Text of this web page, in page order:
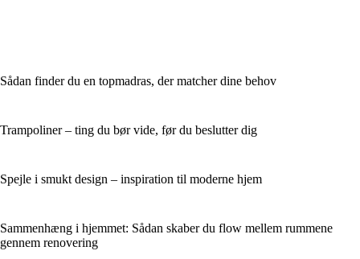
Sådan finder du en topmadras, der matcher dine behov
Trampoliner – ting du bør vide, før du beslutter dig
Spejle i smukt design – inspiration til moderne hjem
Sammenhæng i hjemmet: Sådan skaber du flow mellem rummene
gennem renovering